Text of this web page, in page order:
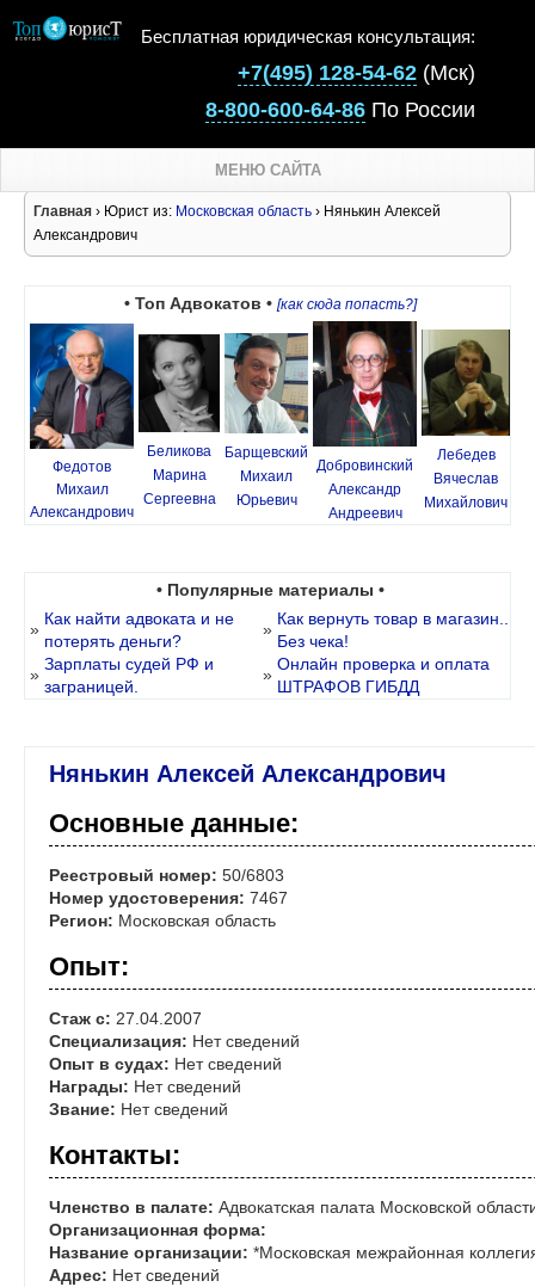
Бесплатная юридическая консультация:
+7(495) 128-54-62 (Мск)
8-800-600-64-86 По России
МЕНЮ САЙТА
Главная › Юрист из: Московская область › Нянькин Алексей
Александрович
• Топ Адвокатов • [как сюда попасть?]
Федотов
Михаил
Александрович
Беликова
Марина
Сергеевна
Барщевский
Михаил
Юрьевич
Добровинский
Александр
Андреевич
Лебедев
Вячеслав
Михайлович
• Популярные материалы •
»
Как найти адвоката и не
потерять деньги?
»
Как вернуть товар в магазин..
Без чека!
»
Зарплаты судей РФ и
заграницей.
»
Онлайн проверка и оплата
ШТРАФОВ ГИБДД
Нянькин Алексей Александрович
Основные данные:
Реестровый номер: 50/6803
Номер удостоверения: 7467
Регион: Московская область
Опыт:
Стаж с: 27.04.2007
Специализация: Нет сведений
Опыт в судах: Нет сведений
Награды: Нет сведений
Звание: Нет сведений
Контакты:
Членство в палате: Адвокатская палата Московской
Организационная форма:
Название организации: *Московская межрайонная
Адрес: Нет сведений